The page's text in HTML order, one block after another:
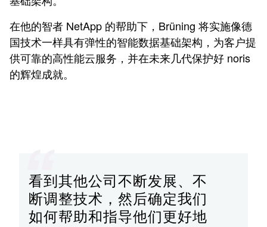
在他的智者 NetApp 的帮助下，Brüning 将实施像德
国技术一样具有弹性的智能数据基础架构，为客户提
供可靠的高性能云服务，并在未来几代保护好 noris
的辉煌成就。
看到其他公司不断发展、不
断调整技术，然后确定我们
如何帮助和指导他们更好地